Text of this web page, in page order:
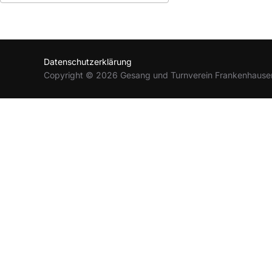
Datenschutzerklärung
Copyright © 2026 Gesang und Turnverein